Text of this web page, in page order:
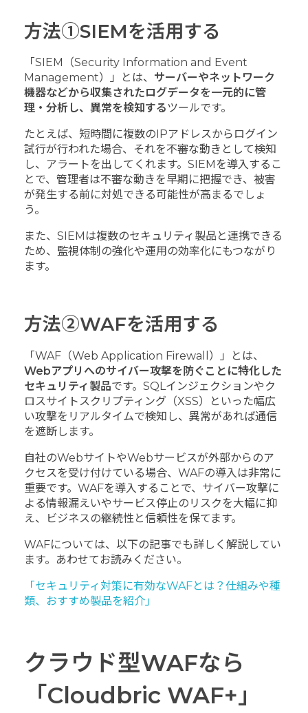
方法①SIEMを活用する
「SIEM（Security Information and Event
Management）」とは、 サーバーやネットワーク
機器などから収集されたログデータを一元的に管
理・分析し、異常を検知するツールです。
たとえば、短時間に複数のIPアドレスからログイン
試行が行われた場合、それを不審な動きとして検知
し、アラートを出してくれます。SIEMを導入するこ
とで、管理者は不審な動きを早期に把握でき、被害
が発生する前に対処できる可能性が高まるでしょ
う。
また、SIEMは複数のセキュリティ製品と連携できる
ため、監視体制の強化や運用の効率化にもつながり
ます。
方法②WAFを活用する
「WAF（Web Application Firewall）」とは、
Webアプリへのサイバー攻撃を防ぐことに特化した
セキュリティ製品です。SQLインジェクションやク
ロスサイトスクリプティング（XSS）といった幅広
い攻撃をリアルタイムで検知し、異常があれば通信
を遮断します。
自社のWebサイトやWebサービスが外部からのア
クセスを受け付けている場合、WAFの導入は非常に
重要です。WAFを導入することで、サイバー攻撃に
よる情報漏えいやサービス停止のリスクを大幅に抑
え、ビジネスの継続性と信頼性を保てます。
WAFについては、以下の記事でも詳しく解説してい
ます。あわせてお読みください。
「セキュリティ対策に有効なWAFとは？仕組みや種
類、おすすめ製品を紹介」
クラウド型WAFなら
「Cloudbric WAF+」